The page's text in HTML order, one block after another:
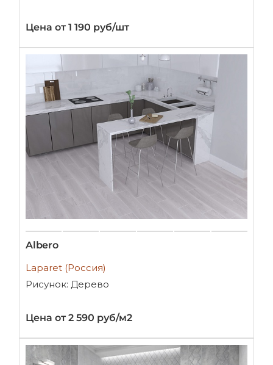
Цена от 1 190 руб/шт
Albero
Laparet (Россия)
Рисунок: Дерево
Цена от 2 590 руб/м2